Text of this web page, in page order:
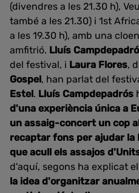
(divendres a les 21.30 h),
també a les 21.30) i 1st
a les 19.30 h), amb una
amfitrió. Lluís
del festival, i Laura Flores,
Gospel, han parlat del
Estel. Lluís Campdepadrós
d'una experiència única a
un assaig-concert un cop
recaptar fons per ajudar la
que acull els assajos
d'aquí, segons ha explicat
la idea d'organitzar